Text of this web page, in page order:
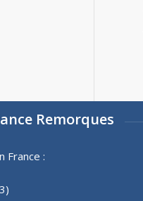
Remorques
France :